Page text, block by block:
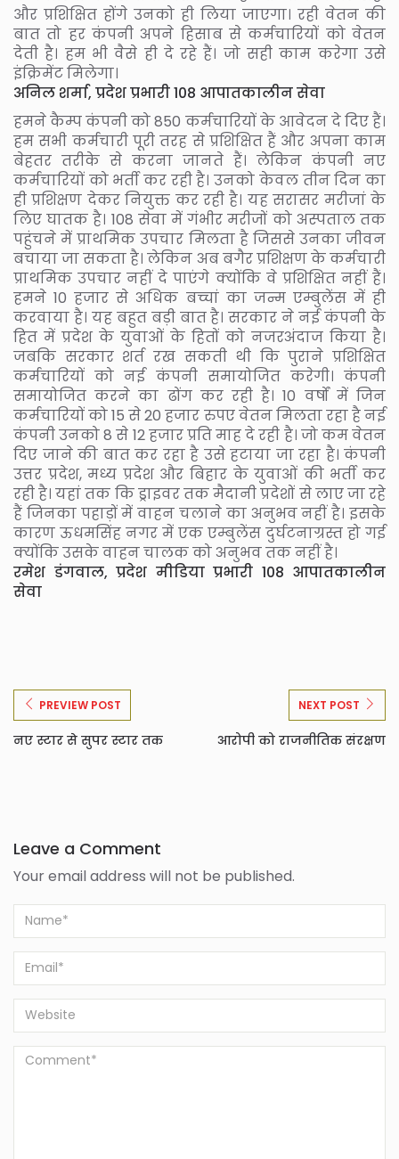
और प्रशिक्षित होंगे उनको ही लिया जाएगा। रही वेतन की
बात तो हर कंपनी अपने हिसाब से कर्मचारियों को वेतन
देती है। हम भी वैसे ही दे रहे हैं। जो सही काम करेगा उसे
इंक्रिमेंट मिलेगा।
अनिल शर्मा, प्रदेश प्रभारी 108 आपातकालीन सेवा
हमने कैम्प कंपनी को 850 कर्मचारियों के आवेदन दे दिए हैं।
हम सभी कर्मचारी पूरी तरह से प्रशिक्षित हैं और अपना काम
बेहतर तरीके से करना जानते हैं। लेकिन कंपनी नए
कर्मचारियों को भर्ती कर रही है। उनको केवल तीन दिन का
ही प्रशिक्षण देकर नियुक्त कर रही है। यह सरासर मरीजां के
लिए घातक है। 108 सेवा में गंभीर मरीजों को अस्पताल तक
पहुंचने में प्राथमिक उपचार मिलता है जिससे उनका जीवन
बचाया जा सकता है। लेकिन अब बगैर प्रशिक्षण के कर्मचारी
प्राथमिक उपचार नहीं दे पाएंगे क्योंकि वे प्रशिक्षित नहीं हैं।
हमने 10 हजार से अधिक बच्चां का जन्म एम्बुलेंस में ही
करवाया है। यह बहुत बड़ी बात है। सरकार ने नई कंपनी के
हित में प्रदेश के युवाओं के हितों को नजरअंदाज किया है।
जबकि सरकार शर्त रख सकती थी कि पुराने प्रशिक्षित
कर्मचारियों को नई कंपनी समायोजित करेगी। कंपनी
समायोजित करने का ढोंग कर रही है। 10 वर्षों में जिन
कर्मचारियों को 15 से 20 हजार रुपए वेतन मिलता रहा है नई
कंपनी उनको 8 से 12 हजार प्रति माह दे रही है। जो कम वेतन
दिए जाने की बात कर रहा है उसे हटाया जा रहा है। कंपनी
उत्तर प्रदेश, मध्य प्रदेश और बिहार के युवाओं की भर्ती कर
रही है। यहां तक कि ड्राइवर तक मैदानी प्रदेशों से लाए जा रहे
हैं जिनका पहाड़ों में वाहन चलाने का अनुभव नहीं है। इसके
कारण ऊधमसिंह नगर में एक एम्बुलेंस दुर्घटनाग्रस्त हो गई
क्योंकि उसके वाहन चालक को अनुभव तक नहीं है।
रमेश डंगवाल, प्रदेश मीडिया प्रभारी 108 आपातकालीन
सेवा
PREVIEW POST
नए स्टार से सुपर स्टार तक
NEXT POST
आरोपी को राजनीतिक संरक्षण
Leave a Comment
Your email address will not be published.